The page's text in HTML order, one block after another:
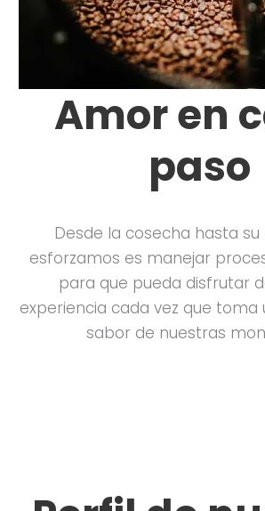
Amor en
paso
Desde la cosecha hasta su
esforzamos es manejar
para que pueda disfrutar
experiencia cada vez que toma
sabor de nuestras